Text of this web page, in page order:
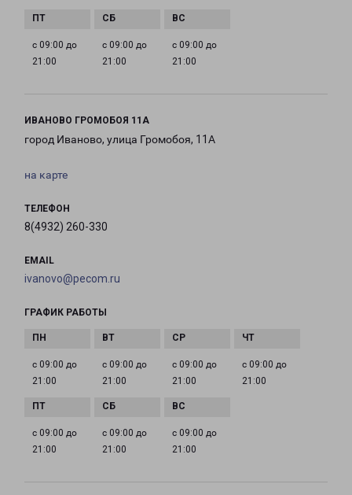
с 09:00 до
21:00
с 09:00 до
21:00
с 09:00 до
21:00
ИВАНОВО ГРОМОБОЯ 11А
город Иваново, улица Громобоя, 11А
на карте
ТЕЛЕФОН
8(4932) 260-330
EMAIL
ivanovo@pecom.ru
ГРАФИК РАБОТЫ
с 09:00 до
21:00
с 09:00 до
21:00
с 09:00 до
21:00
с 09:00 до
21:00
с 09:00 до
21:00
с 09:00 до
21:00
с 09:00 до
21:00